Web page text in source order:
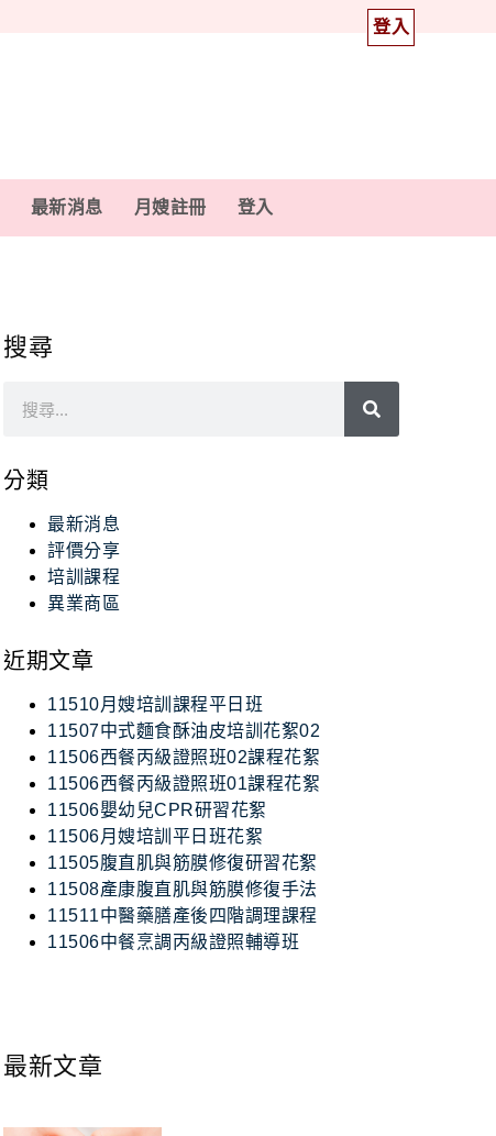
登入
最新消息 月嫂註冊 登入
搜尋
分類
最新消息
評價分享
培訓課程
異業商區
近期文章
11510月嫂培訓課程平日班
11507中式麵食酥油皮培訓花絮02
11506西餐丙級證照班02課程花絮
11506西餐丙級證照班01課程花絮
11506嬰幼兒CPR研習花絮
11506月嫂培訓平日班花絮
11505腹直肌與筋膜修復研習花絮
11508產康腹直肌與筋膜修復手法
11511中醫藥膳產後四階調理課程
11506中餐烹調丙級證照輔導班
最新文章